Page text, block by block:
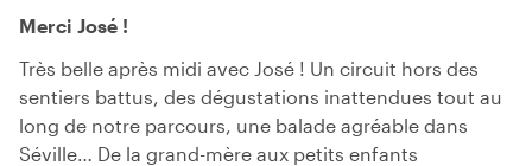
Merci José !
Très belle après midi avec José ! Un circuit hors des
sentiers battus, des dégustations inattendues tout au
long de notre parcours, une balade agréable dans
Séville… De la grand-mère aux petits enfants